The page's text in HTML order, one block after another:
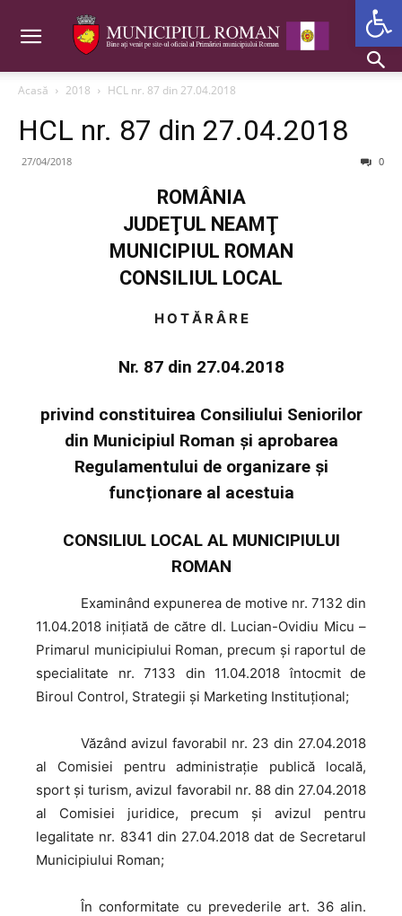
Acasă 2018 HCL nr. 87 din 27.04.2018
HCL nr. 87 din 27.04.2018
27/04/2018 0
ROMÂNIA
JUDEŢUL NEAMŢ
MUNICIPIUL ROMAN
CONSILIUL LOCAL
H O T Ă R Â R E
Nr. 87 din 27.04.2018
privind constituirea Consiliului Seniorilor
din Municipiul Roman și aprobarea
Regulamentului de organizare și
funcționare al acestuia
CONSILIUL LOCAL AL MUNICIPIULUI
ROMAN
Examinând expunerea de motive nr. 7132 din
11.04.2018 iniţiată de către dl. Lucian-Ovidiu Micu –
Primarul municipiului Roman, precum şi raportul de
specialitate nr. 7133 din 11.04.2018 întocmit de
Biroul Control, Strategii și Marketing Instituțional;
Văzând avizul favorabil nr. 23 din 27.04.2018
al Comisiei pentru administraţie publică locală,
sport şi turism, avizul favorabil nr. 88 din 27.04.2018
al Comisiei juridice, precum şi avizul pentru
legalitate nr. 8341 din 27.04.2018 dat de Secretarul
Municipiului Roman;
În conformitate cu prevederile art. 36 alin.